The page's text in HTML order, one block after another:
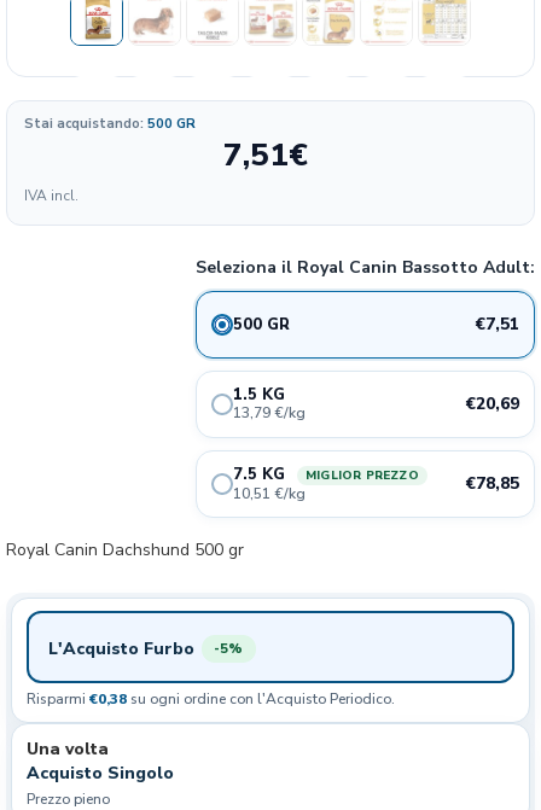
Stai acquistando: 500 GR
7,51€
IVA incl.
Seleziona il Royal Canin Bassotto Adult:
500 GR €7,51
1.5 KG
13,79 €/kg €20,69
7.5 KG MIGLIOR PREZZO
10,51 €/kg €78,85
500 gr 24% 7.51€
13.79
€/KG
10.51
€/KG
Royal Canin Dachshund 500 gr
L'Acquisto Furbo -5%
Risparmi €0,38 su ogni ordine con l'Acquisto Periodico.
Una volta
Acquisto Singolo
Prezzo pieno